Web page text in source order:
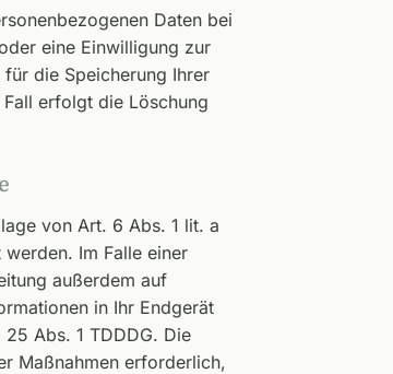
Daten bei
eine Einwilligung zur
die Speicherung Ihrer
erfolgt die Löschung
von Art. 6 Abs. 1 lit. a
Im Falle einer
außerdem auf
in Ihr Endgerät
Abs. 1 TDDDG. Die
Maßnahmen erforderlich,